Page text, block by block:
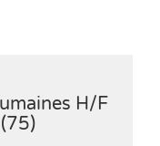
H/F